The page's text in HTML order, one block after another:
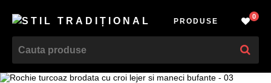
PRODUSE
0